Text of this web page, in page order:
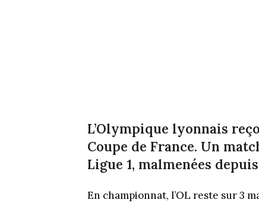
L’Olympique lyonnais
Coupe de France. Un
Ligue 1, malmenées
En championnat, l’OL reste sur 3